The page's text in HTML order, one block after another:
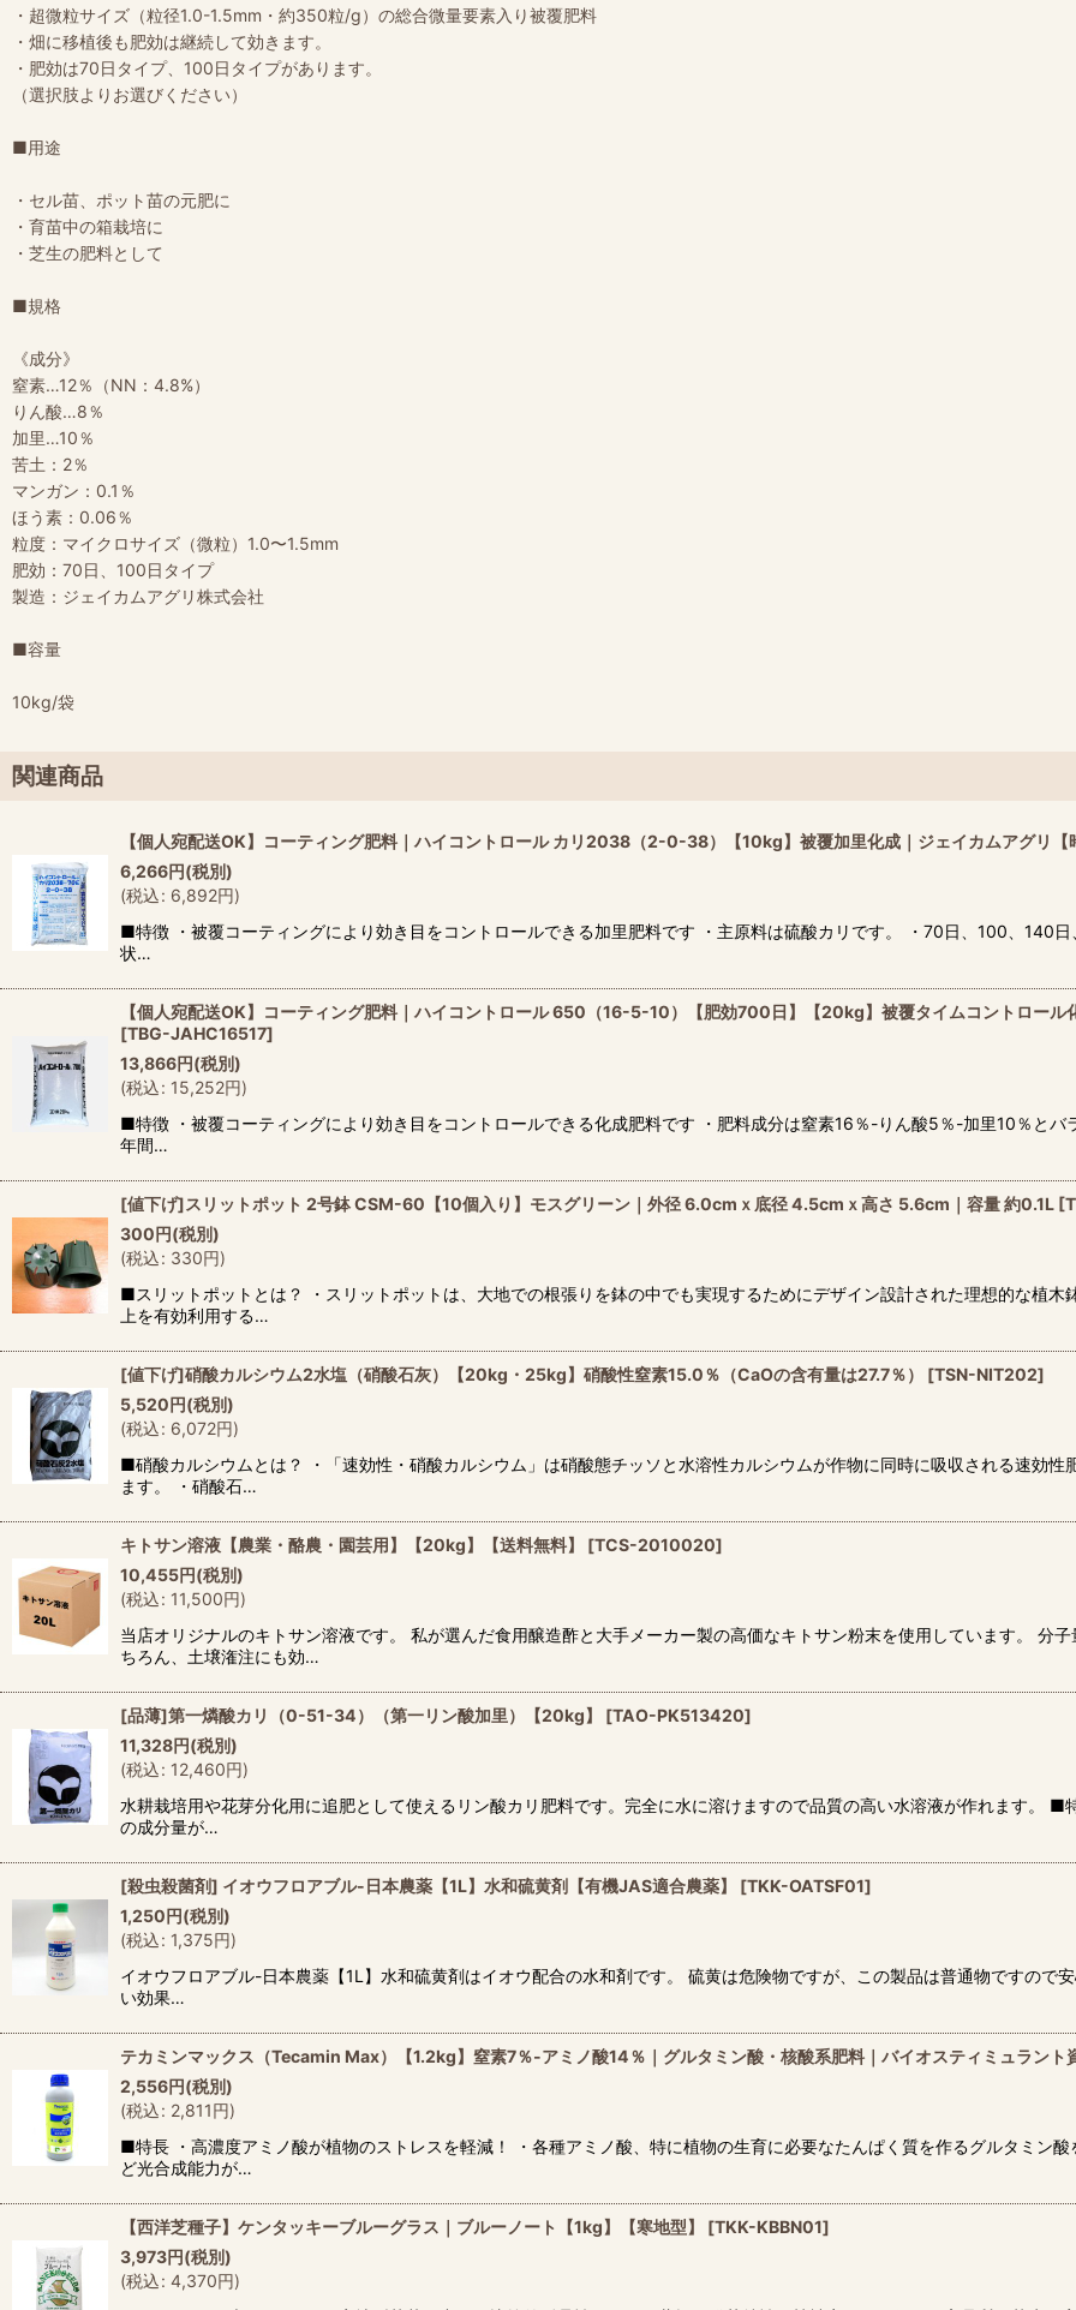
・超微粒サイズ（粒径1.0-1.5mm・約350粒/g）の総合微量要素入り被覆肥料
・畑に移植後も肥効は継続して効きます。
・肥効は70日タイプ、100日タイプがあります。
（選択肢よりお選びください）
■用途
・セル苗、ポット苗の元肥に
・育苗中の箱栽培に
・芝生の肥料として
■規格
《成分》
窒素…12％（NN：4.8%）
りん酸…8％
加里…10％
苦土：2％
マンガン：0.1％
ほう素：0.06％
粒度：マイクロサイズ（微粒）1.0〜1.5mm
肥効：70日、100日タイプ
製造：ジェイカムアグリ株式会社
■容量
10kg/袋
関連商品
【個人宛配送OK】コーティング肥料｜ハイコントロール カリ2038（2-0-38）【10kg】被覆加里化成｜ジェイカムアグリ
6,266円(税別)
(税込: 6,892円)
■特徴 ・被覆コーティングにより効き目をコントロールできる加里肥料です ・主原料は硫酸カリです。 ・70日、100、140
状…
【個人宛配送OK】コーティング肥料｜ハイコントロール 650（16-5-10）【肥効700日】【20kg】被覆タイムコントロー
[TBG-JAHC16517]
13,866円(税別)
(税込: 15,252円)
■特徴 ・被覆コーティングにより効き目をコントロールできる化成肥料です ・肥料成分は窒素16％-りん酸5％-加里10％と
年間…
[値下げ]スリットポット 2号鉢 CSM-60【10個入り】モスグリーン｜外径 6.0cmｘ底径 4.5cmｘ高さ 5.6cm｜容量 約0.1L [
300円(税別)
(税込: 330円)
■スリットポットとは？ ・スリットポットは、大地での根張りを鉢の中でも実現するためにデザイン設計された理想的な植
上を有効利用する…
[値下げ]硝酸カルシウム2水塩（硝酸石灰）【20kg・25kg】硝酸性窒素15.0％（CaOの含有量は27.7％） [TSN-NIT202]
5,520円(税別)
(税込: 6,072円)
■硝酸カルシウムとは？ ・「速効性・硝酸カルシウム」は硝酸態チッソと水溶性カルシウムが作物に同時に吸収される速効
ます。 ・硝酸石…
キトサン溶液【農業・酪農・園芸用】【20kg】【送料無料】 [TCS-2010020]
10,455円(税別)
(税込: 11,500円)
当店オリジナルのキトサン溶液です。 私が選んだ食用醸造酢と大手メーカー製の高価なキトサン粉末を使用しています。 分
ちろん、土壌潅注にも効…
[品薄]第一燐酸カリ（0-51-34）（第一リン酸加里）【20kg】 [TAO-PK513420]
11,328円(税別)
(税込: 12,460円)
水耕栽培用や花芽分化用に追肥として使えるリン酸カリ肥料です。完全に水に溶けますので品質の高い水溶液が作れます。
の成分量が…
[殺虫殺菌剤] イオウフロアブル-日本農薬【1L】水和硫黄剤【有機JAS適合農薬】 [TKK-OATSF01]
1,250円(税別)
(税込: 1,375円)
イオウフロアブル-日本農薬【1L】水和硫黄剤はイオウ配合の水和剤です。 硫黄は危険物ですが、この製品は普通物ですの
い効果…
テカミンマックス（Tecamin Max）【1.2kg】窒素7％-アミノ酸14％｜グルタミン酸・核酸系肥料｜バイオスティミュラント
2,556円(税別)
(税込: 2,811円)
■特長 ・高濃度アミノ酸が植物のストレスを軽減！ ・各種アミノ酸、特に植物の生育に必要なたんぱく質を作るグルタミン
ど光合成能力が…
【西洋芝種子】ケンタッキーブルーグラス｜ブルーノート【1kg】【寒地型】 [TKK-KBBN01]
3,973円(税別)
(税込: 4,370円)